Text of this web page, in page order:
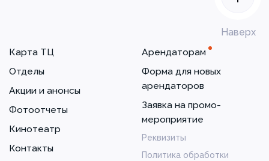
Наверх
Карта ТЦ
Отделы
Акции и анонсы
Фотоотчеты
Кинотеатр
Контакты
Арендаторам
Форма для новых
арендаторов
Заявка на промо-
мероприятие
Реквизиты
Политика обработки